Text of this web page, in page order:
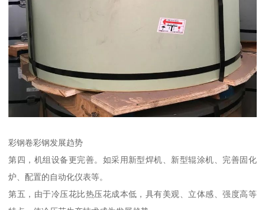
彩钢卷彩钢发展趋势
第四，机组设备更完善。如采用新型焊机、新型辊涂机、完善固化
炉、配置的自动化仪表等。
第五，由于冷压花比热压花成本低，具有美观、立体感、强度高等